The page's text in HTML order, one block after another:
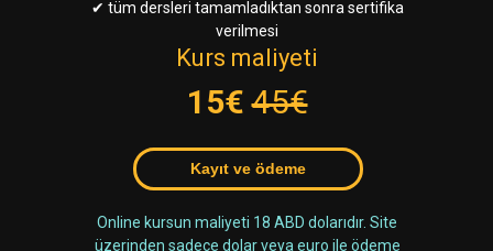
✔ tüm dersleri tamamladıktan sonra sertifika
verilmesi
Online kursun maliyeti 18 ABD dolarıdır. Site
üzerinden sadece dolar veya euro ile ödeme
Kurs maliyeti
15€ 45€
Kayıt ve ödeme